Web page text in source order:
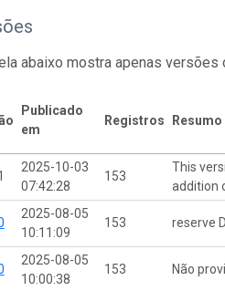
abaixo mostra apenas
Publicado
em
Registros
2025-10-03
07:42:28
153
This
addition
2025-08-05
10:11:09
153 reserve
2025-08-05
10:00:38
153 Não